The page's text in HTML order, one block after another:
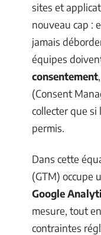
sites et
nouveau cap :
jamais
équipes
consentement
(Consent
collecter que si
permis.
Dans cette
(GTM) occupe
Google
mesure, tout
contraintes